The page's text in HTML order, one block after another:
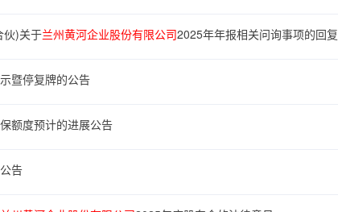
伙)关于兰州黄河企业股份有限公司2025年年报相关问询事项的回复
暨停复牌的公告
额度预计的进展公告
告